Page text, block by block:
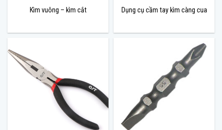
Kìm vuông – kìm cắt Dụng cụ cầm tay kìm càng cua